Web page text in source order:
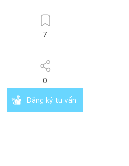
7
0
Đăng ký tư vấn